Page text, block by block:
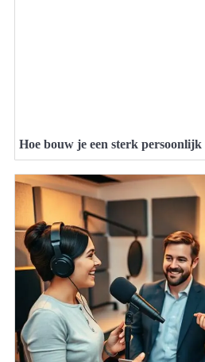
Hoe bouw je een sterk